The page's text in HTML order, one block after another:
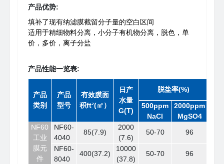
产品优势:
填补了现有纳滤膜截留分子量的空白区间
适用于精细物料分离，小分子有机物分离，脱色，单
价，多价，离子分盐
产品性能一览表:
产品
类别
产品
型号
有效膜面
积ft²(㎡）
日产
水量
G(T)
脱盐率(%)
500ppm
NaCl
2000ppm
MgSO4
NF60
工业
膜元
件
NF60-
4040
85(7.9)
2000
(7.6)
50-70 96
NF60-
8040
400(37.2)
10000
(37.8)
50-70 96